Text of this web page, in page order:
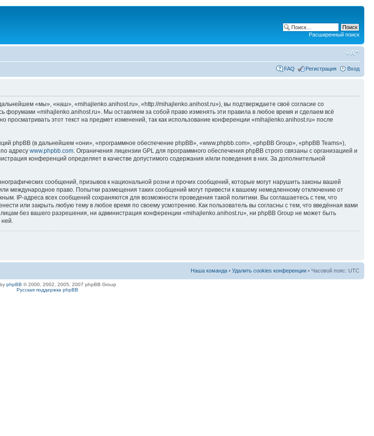
Расширенный поиск
FAQ Регистрация Вход
«мы», «наш», «mihajlenko.anihost.ru», «http://mihajlenko.anihost.ru»), вы подтверждаете своё согласие со
форумами «mihajlenko.anihost.ru». Мы оставляем за собой право изменять эти правила в любое время и сделаем всё
этот текст на предмет изменений, так как использование конференции «mihajlenko.anihost.ru» после
phpBB (в дальнейшем «они», «программное обеспечение phpBB», «www.phpbb.com», «phpBB Group», «phpBB Teams»),
адресу www.phpbb.com . Ограничения лицензии GPL для программного обеспечения phpBB строго связаны с организацией и
конференций определяет в качестве допустимого содержания и/или поведения в них. За дополнительной
сообщений, призывов к национальной розни и прочих сообщений, которые могут нарушить законы вашей
международное право. Попытки размещения таких сообщений могут привести к вашему немедленному отключению от
IP-адреса всех сообщений сохраняются для возможности проведения такой политики. Вы соглашаетесь с тем, что
или закрыть любую тему в любое время по своему усмотрению. Как пользователь вы согласны с тем, что введённая вами
без вашего разрешения, ни администрация конференции «mihajlenko.anihost.ru», ни phpBB Group не может быть
Наша команда • Удалить cookies конференции • Часовой пояс: UTC
phpBB © 2000, 2002, 2005, 2007 phpBB Group
Русская поддержка phpBB